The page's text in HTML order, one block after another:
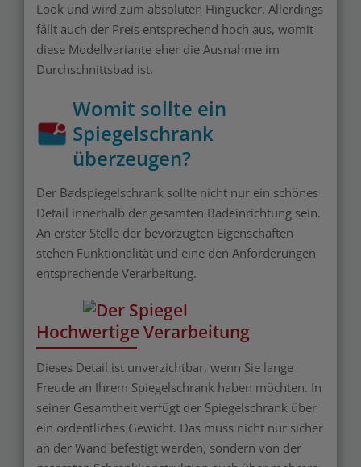
Look und wird zum absoluten Hingucker. Allerdings
fällt auch der Preis entsprechend hoch aus, womit
diese Modellvariante eher die Ausnahme im
Durchschnittsbad ist.
Womit sollte ein
Spiegelschrank
überzeugen?
Der Badspiegelschrank sollte nicht nur ein schönes
Detail innerhalb der gesamten Badeinrichtung sein.
An erster Stelle der bevorzugten Eigenschaften
stehen Funktionalität und eine den Anforderungen
entsprechende Verarbeitung.
Hochwertige Verarbeitung
Dieses Detail ist unverzichtbar, wenn Sie lange
Freude an Ihrem Spiegelschrank haben möchten. In
seiner Gesamtheit verfügt der Spiegelschrank über
ein ordentliches Gewicht. Das muss nicht nur sicher
an der Wand befestigt werden, sondern von der